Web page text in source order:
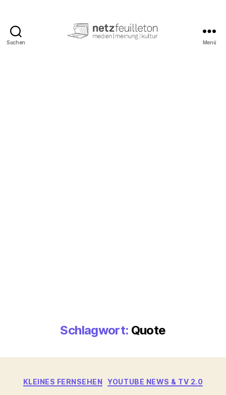
Suchen Menü
Schlagwort: Quote
Kategorien
KLEINES FERNSEHEN YOUTUBE NEWS & TV 2.0